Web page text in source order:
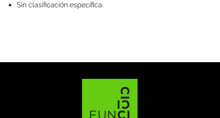
Sin clasificación específica